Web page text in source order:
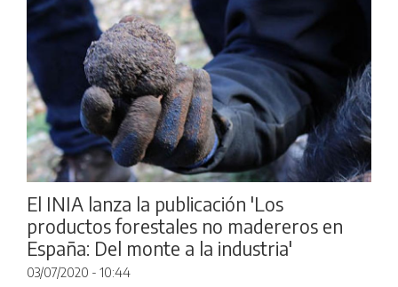
El INIA lanza la publicación 'Los
productos forestales no madereros en
España: Del monte a la industria'
03/07/2020 - 10:44